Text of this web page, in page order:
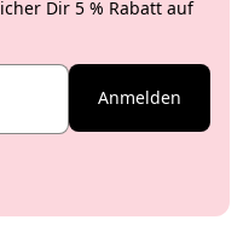
Dir 5 % Rabatt auf
Anmelden